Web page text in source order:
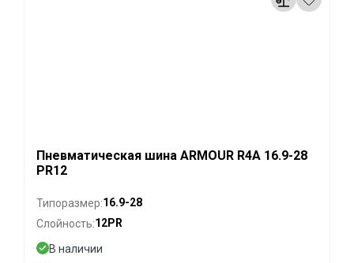
Пневматическая шина ARMOUR R4A 16.9-28
PR12
Типоразмер:16.9-28
Слойность:12PR
В наличии